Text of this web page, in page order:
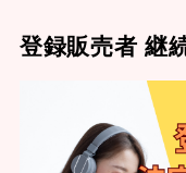
登録販売者 継